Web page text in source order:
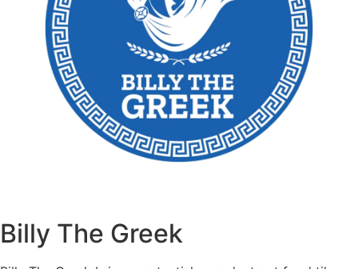
Billy The Greek